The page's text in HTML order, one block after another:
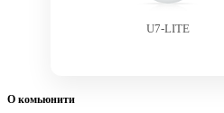
U7-LITE
О комьюнити